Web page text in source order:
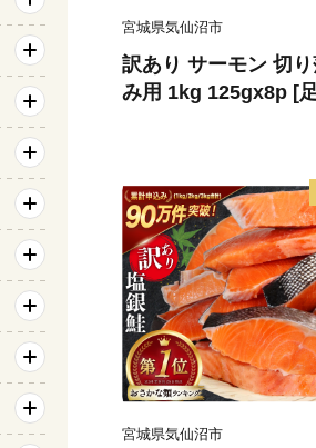
宮城県気仙沼市
訳あり サーモン 切
み用 1kg 125gx8p [
気仙沼市 20564313]
刺し身 刺し身 刺身
チリ銀鮭 銀鮭 海鮮
宮城県気仙沼市